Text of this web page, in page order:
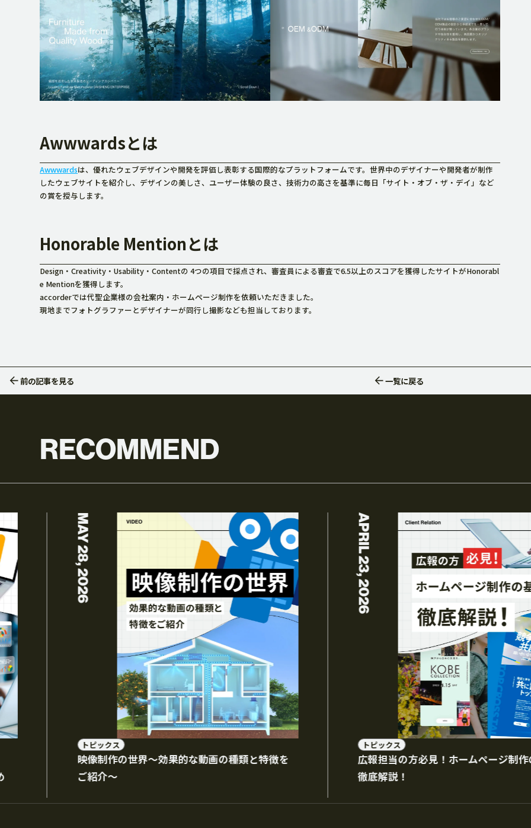
BRANDING
ブランディング事例
WORK
制作事例
Awwwardsとは
Awwwardsは、優れたウェブデザインや開発を評価し表彰する国際的なプラットフォームです。世界中のデザイナーや開発者が制作
したウェブサイトを紹介し、デザインの美しさ、ユーザー体験の良さ、技術力の高さを基準に毎日「サイト・オブ・ザ・デイ」など
の賞を授与します。
Honorable Mentionとは
Design・Creativity・Usability・Contentの 4つの項目で採点され、審査員による審査で6.5以上のスコアを獲得したサイトがHonorabl
e Mentionを獲得します。
accorderでは代聖企業様の会社案内・ホームページ制作を依頼いただきました。
現地までフォトグラファーとデザイナーが同行し撮影なども担当しております。
前の記事を見る 一覧に戻る
RECOMMEND
MAY 28, 2026
トピックス
映像制作の世界～効果的な動画の種類と特徴を
ご紹介～
APRIL 23, 2026
トピックス
広報担当の方必見！ホームページ制
徹底解説！